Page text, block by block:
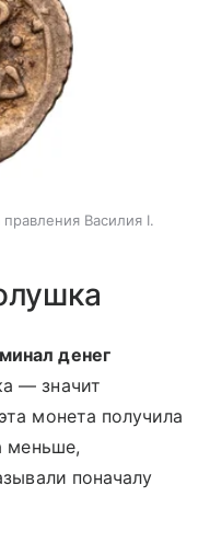
Василия I.
денег
— значит
монета получила
меньше,
поначалу